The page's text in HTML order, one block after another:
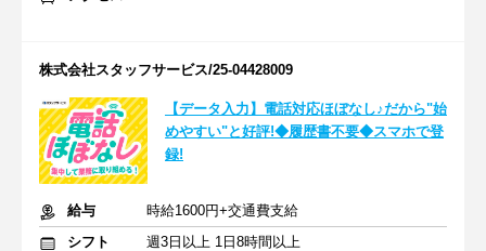
株式会社スタッフサービス/25-04428009
【データ入力】電話対応ほぼなし♪だから"始
めやすい"と好評!◆履歴書不要◆スマホで登
録!
給与
時給1600円+交通費支給
シフト
週3日以上 1日8時間以上